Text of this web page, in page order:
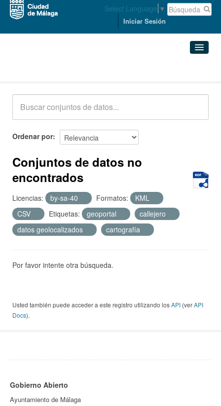
Select Language ▼
Iniciar Sesión
Acerca de
Ordenar por
Conjuntos de datos no
encontrados
Licencias: by-sa-40 Formatos:
KML
CSV
Etiquetas: geoportal
callejero
datos geolocalizados
cartografía
Por favor intente otra búsqueda.
Usted también puede acceder a este registro utilizando losAPI (verAPI
Docs).
Gobierno Abierto
Ayuntamiento de Málaga